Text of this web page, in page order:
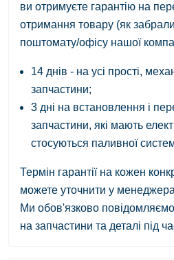
ви отримуєте гарантію на
отримання товару (як
поштомату/офісу нашої
14 днів - на усі прості,
запчастини;
3 дні на встановлення і
запчастини, які мають
стосуються паливної
Термін гарантії на кожен
можете уточнити у
Ми обов'язково повідомляємо
на запчастини та деталі під